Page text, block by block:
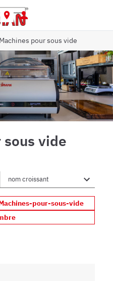
Machines pour sous vide
sous vide
pour-sous-vide